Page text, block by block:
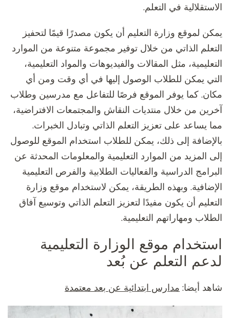
الاستقلالية في التعلم.
يمكن لموقع وزارة التعليم أن يكون مصدرًا قيمًا لتحفيز
التعلم الذاتي من خلال توفير مجموعة متنوعة من الموارد
التعليمية، مثل المقالات والفيديوهات والمواد التعليمية،
التي يمكن للطلاب الوصول إليها في أي وقت ومن أي
مكان. كما يوفر الموقع فرصًا للتفاعل مع مدرسين وطلاب
آخرين من خلال منتديات النقاش والمجتمعات الافتراضية،
مما يساعد على تعزيز التعلم الذاتي وتبادل الخبرات.
بالإضافة إلى ذلك، يمكن للطلاب استخدام الموقع للوصول
إلى المزيد من الموارد التعليمية والمعلومات المحدثة عن
البرامج الدراسية والفعاليات الطلابية والفرص التعليمية
الإضافية. وبهذه الطريقة، يمكن لاستخدام موقع وزارة
التعليم أن يكون مفيدًا لتعزيز التعلم الذاتي وتوسيع آفاق
الطلاب ومهاراتهم التعليمية.
استخدام موقع الوزارة التعليمية
لدعم التعلم عن بُعد
شاهد أيضا: مدارس ابتدائية عن بعد معتمدة